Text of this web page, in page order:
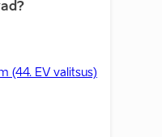
(44. EV valitsus)